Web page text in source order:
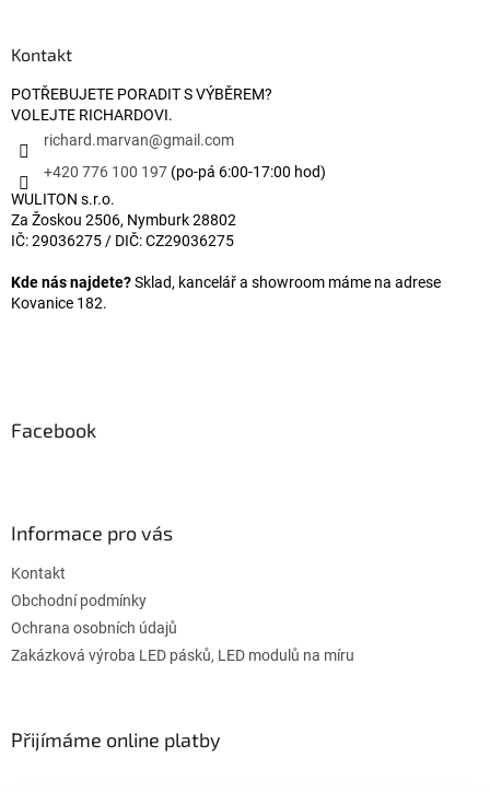
Kontakt
POTŘEBUJETE PORADIT S VÝBĚREM?
VOLEJTE RICHARDOVI.
richard.marvan@gmail.com
+420 776 100 197 (po-pá 6:00-17:00 hod)
WULITON s.r.o.
Za Žoskou 2506, Nymburk 28802
IČ: 29036275 / DIČ: CZ29036275
Kde nás najdete?Sklad, kancelář a showroom máme na adrese
Kovanice 182.
Facebook
Informace pro vás
Kontakt
Obchodní podmínky
Ochrana osobních údajů
Zakázková výroba LED pásků, LED modulů na míru
Přijímáme online platby